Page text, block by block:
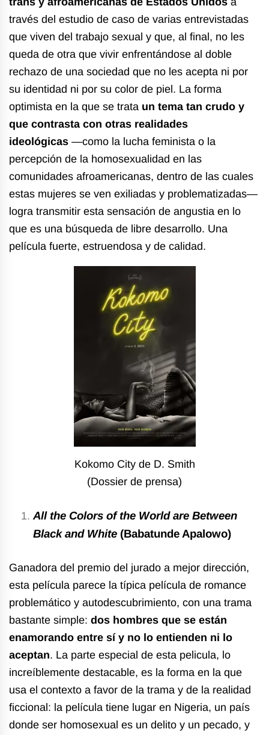
través del estudio de caso de varias entrevistadas
que viven del trabajo sexual y que, al final, no les
queda de otra que vivir enfrentándose al doble
rechazo de una sociedad que no les acepta ni por
su identidad ni por su color de piel. La forma
optimista en la que se trata un tema tan crudo y
que contrasta con otras realidades
ideológicas —como la lucha feminista o la
percepción de la homosexualidad en las
comunidades afroamericanas, dentro de las cuales
estas mujeres se ven exiliadas y problematizadas—
logra transmitir esta sensación de angustia en lo
que es una búsqueda de libre desarrollo. Una
película fuerte, estruendosa y de calidad.
Kokomo City de D. Smith
(Dossier de prensa)
All the Colors of the World are Between
Black and White (Babatunde Apalowo)
Ganadora del premio del jurado a mejor dirección,
esta película parece la típica película de romance
problemático y autodescubrimiento, con una trama
bastante simple: dos hombres que se están
enamorando entre sí y no lo entienden ni lo
aceptan. La parte especial de esta pelicula, lo
increíblemente destacable, es la forma en la que
usa el contexto a favor de la trama y de la realidad
ficcional: la película tiene lugar en Nigeria, un país
donde ser homosexual es un delito y un pecado, y